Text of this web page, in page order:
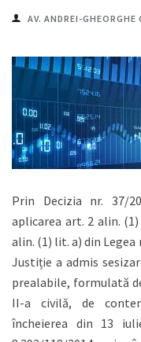
AV. ANDREI-GHEORGHE
Prin Decizia nr. 37/
aplicarea art. 2 alin. (1)
alin. (1) lit. a) din Legea
Justiție a admis
prealabile, formulată
II-a civilă, de
încheierea din 13